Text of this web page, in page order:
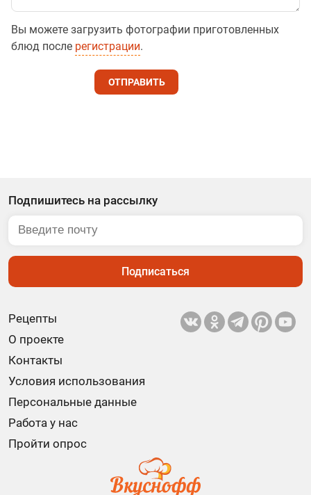
Вы можете загрузить фотографии приготовленных
блюд после регистрации.
ОТПРАВИТЬ
Рецепты
О проекте
Контакты
Условия использования
Персональные данные
Работа у нас
Пройти опрос
Подпишитесь на рассылку
Подписаться